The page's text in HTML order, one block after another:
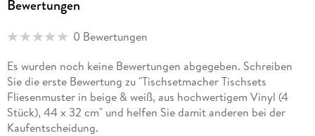
Bewertungen
0 Bewertungen
Es wurden noch keine Bewertungen abgegeben. Schreiben
Sie die erste Bewertung zu "Tischsetmacher Tischsets
Fliesenmuster in beige & weiß, aus hochwertigem Vinyl (4
Stück), 44 x 32 cm" und helfen Sie damit anderen bei der
Kaufentscheidung.